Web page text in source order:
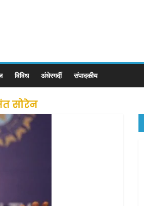
विविध अंधेरगर्दी संपादकीय
सोरेन
राजस्थान सरकार
इजाजत: गृह मंत्रालय